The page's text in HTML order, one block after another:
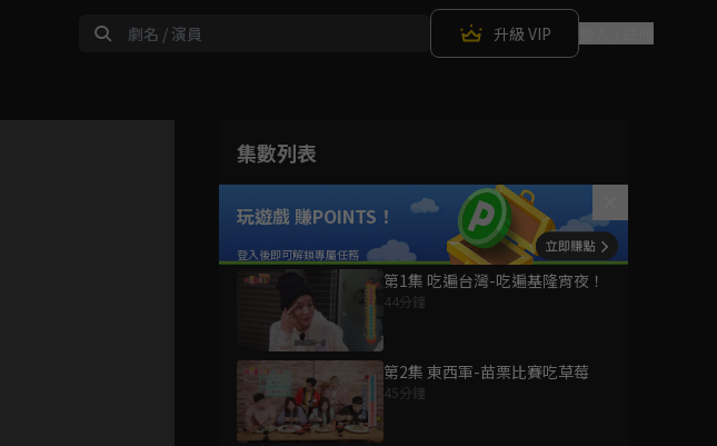
升級 VIP
集數列表
玩遊戲 賺POINTS！
第1集 吃遍台灣-吃遍基隆宵夜！
44分鐘
第2集 東西軍-苗栗比賽吃草莓
45分鐘